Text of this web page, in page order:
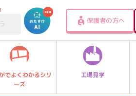
保護者の方へ
でよくわかるシリ
ーズ
工場見学